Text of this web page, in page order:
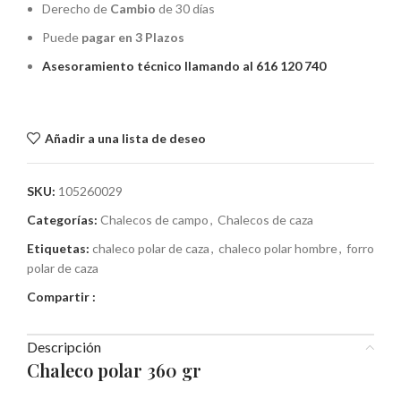
Derecho de Cambio de 30 días
Puede pagar en 3 Plazos
Asesoramiento técnico llamando al 616 120 740
Añadir a una lista de deseo
SKU: 105260029
Categorías: Chalecos de campo, Chalecos de caza
Etiquetas: chaleco polar de caza, chaleco polar hombre, forro
polar de caza
Compartir :
Descripción
Chaleco polar 360 gr